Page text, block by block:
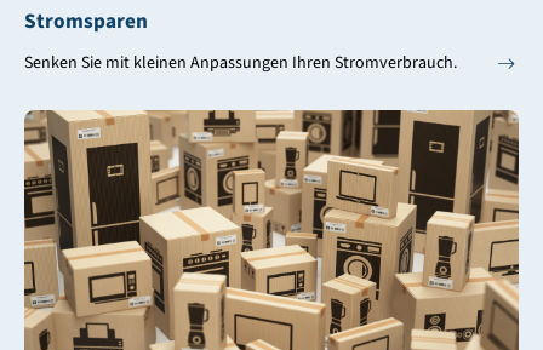
Stromsparen
Senken Sie mit kleinen Anpassungen Ihren Stromverbrauch.